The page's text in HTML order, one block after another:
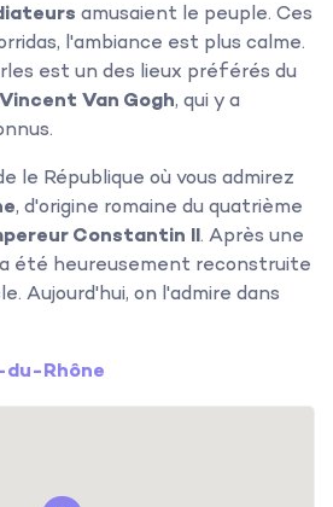
amusaient le peuple. Ces
l'ambiance est plus calme.
est un des lieux préférés du
Vincent Van Gogh, qui y a
le République où vous admirez
, d'origine romaine du quatrième
Constantin II. Après une
été heureusement reconstruite
Aujourd'hui, on l'admire dans
Rhône